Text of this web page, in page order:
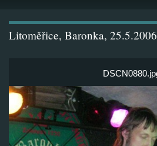
Litoměřice, Baronka, 25.5.2006